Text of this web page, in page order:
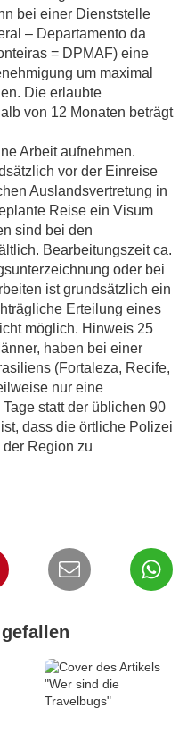
bei einer Dienststelle
– Departamento da
= DPMAF) eine
um maximal
Die erlaubte
von 12 Monaten beträgt
Arbeit aufnehmen.
vor der Einreise
Auslandsvertretung in
Reise ein Visum
sind bei den
Bearbeitungszeit ca.
oder bei
ist grundsätzlich ein
Erteilung eines
möglich. Hinweis 25
haben bei einer
(Fortaleza, Recife,
nur eine
statt der üblichen 90
dass die örtliche Polizei
Region zu